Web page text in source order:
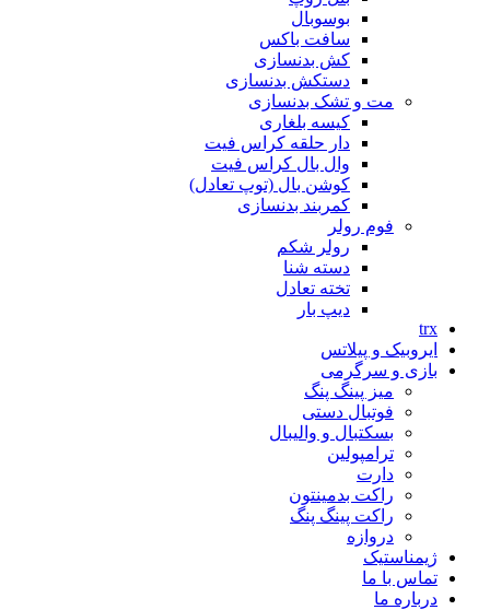
بوسوبال
سافت باکس
کش بدنسازی
دستکش بدنسازی
مت و تشک بدنسازی
کیسه بلغاری
دار حلقه کراس فیت
وال بال کراس فیت
کوشن بال (توپ تعادل)
کمربند بدنسازی
فوم رولر
رولر شکم
دسته شنا
تخته تعادل
دیپ بار
trx
ایروبیک و پیلاتس
بازی و سرگرمی
میز پینگ پنگ
فوتبال دستی
بسکتبال و والیبال
ترامپولین
دارت
راکت بدمینتون
راکت پینگ پنگ
دروازه
ژیمناستیک
تماس با ما
درباره ما